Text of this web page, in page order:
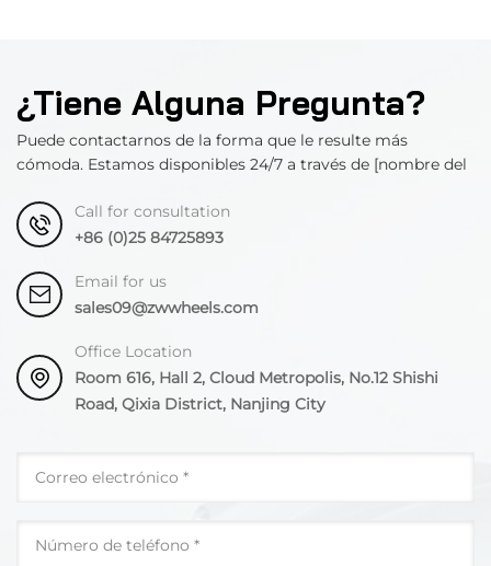
¿Tiene Alguna Pregunta?
Puede contactarnos de la forma que le resulte más
cómoda. Estamos disponibles 24/7 a través de [nombre del
Call for consultation
+86 (0)25 84725893
Email for us
sales09@zwwheels.com
Office Location
Room 616, Hall 2, Cloud Metropolis, No.12 Shishi
Road, Qixia District, Nanjing City